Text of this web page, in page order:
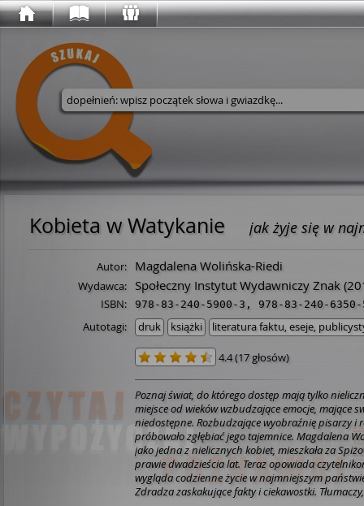
Wyszukaj w serwisie
Kobieta w Watykanie jak żyje się w
Autor: Magdalena Wolińska-Riedi
Wydawca: Społeczny Instytut Wydawniczy Znak
ISBN: 978-83-240-5900-3 , 978-83-240-6350-
Autotagi: druk książki literatura faktu, eseje,
4.4(17 głosów)
Poznaj świat, do którego dostęp mają tylko
miejsce od wieków wzbudzające emocje, mające
niedostępne. Rozbudzające wyobraźnię pisarzy i
próbowało zgłębiać jego tajemnice. Magdalena
jako jedna z nielicznych kobiet, mieszkała za
prawie dwadzieścia lat. Teraz opowiada
wygląda codzienne życie w najmniejszym
Zdradza zaskakujące fakty i ciekawostki.